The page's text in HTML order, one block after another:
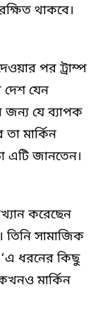
থাকবে।
পর ট্রাম্প
দেশ যেন
জন্য যে ব্যাপক
মার্কিন
এটি জানতেন।
করেছেন
তিনি সামাজিক
ধরনের কিছু
মার্কিন